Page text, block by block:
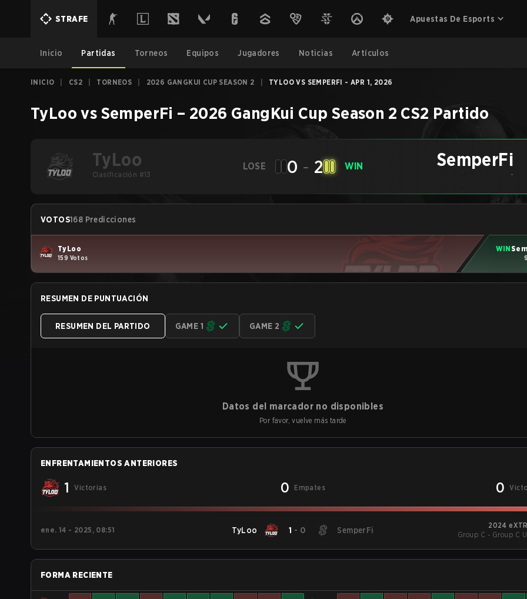
STRAFE Apuestas De Esports
Inicio Partidas Torneos Equipos Jugadores Noticias Artículos
INICIO CS2 TORNEOS 2026 GANGKUI CUP SEASON 2 TYLOO VS SEMPERFI - APR 1, 2026
TyLoo vs SemperFi – 2026 GangKui Cup Season 2 CS2 Partido
TyLoo
Clasificación #13
LOSE 0 - 2 WIN SemperFi
-
VOTOS168 Predicciones
TyLoo
159 Votos
WIN
RESUMEN DE PUNTUACIÓN
RESUMEN DEL PARTIDO GAME 1 GAME 2
Datos del marcador no disponibles
Por favor, vuelve más tarde
ENFRENTAMIENTOS ANTERIORES
1 Victorias 0 Empates 0
ene. 14 - 2025, 08:51 TyLoo 1 - 0 SemperFi
2024
Group C - Group C
FORMA RECIENTE